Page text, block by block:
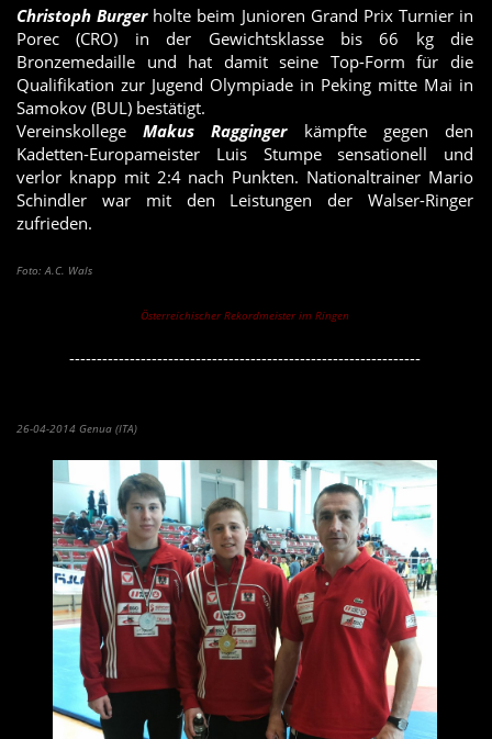
Christoph Burgerholte beim Junioren Grand Prix Turnier in
Porec (CRO) in der Gewichtsklasse bis 66 kg die
Bronzemedaille und hat damit seine Top-Form für die
Qualifikation zur Jugend Olympiade in Peking mitte Mai in
Samokov (BUL) bestätigt.
VereinskollegeMakus Raggingerkämpfte gegen den
Kadetten-Europameister Luis Stumpe sensationell und
verlor knapp mit 2:4 nach Punkten. Nationaltrainer Mario
Schindler war mit den Leistungen der Walser-Ringer
zufrieden.
Foto: A.C. Wals
Österreichischer Rekordmeister im Ringen
----------------------------------------------------------------
26-04-2014 Genua (ITA)